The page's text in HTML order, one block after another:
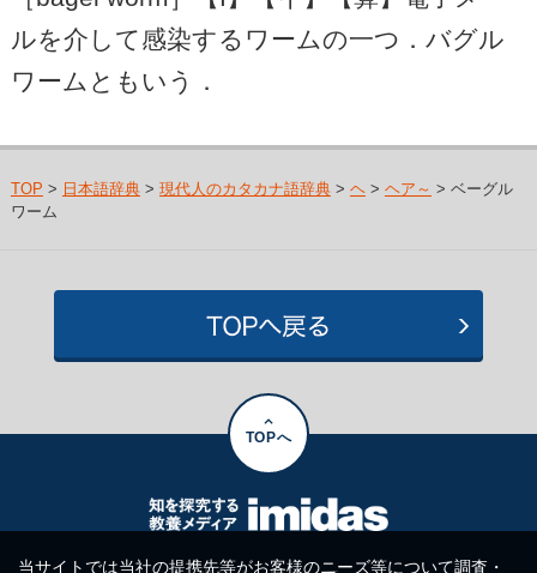
ルを介して感染するワームの一つ．バグル
ワームともいう．
TOP > 日本語辞典> 現代人のカタカナ語辞典> ヘ> ヘア～ > ベーグル
ワーム
TOPへ
当サイトでは当社の提携先等がお客様のニーズ等について調査・